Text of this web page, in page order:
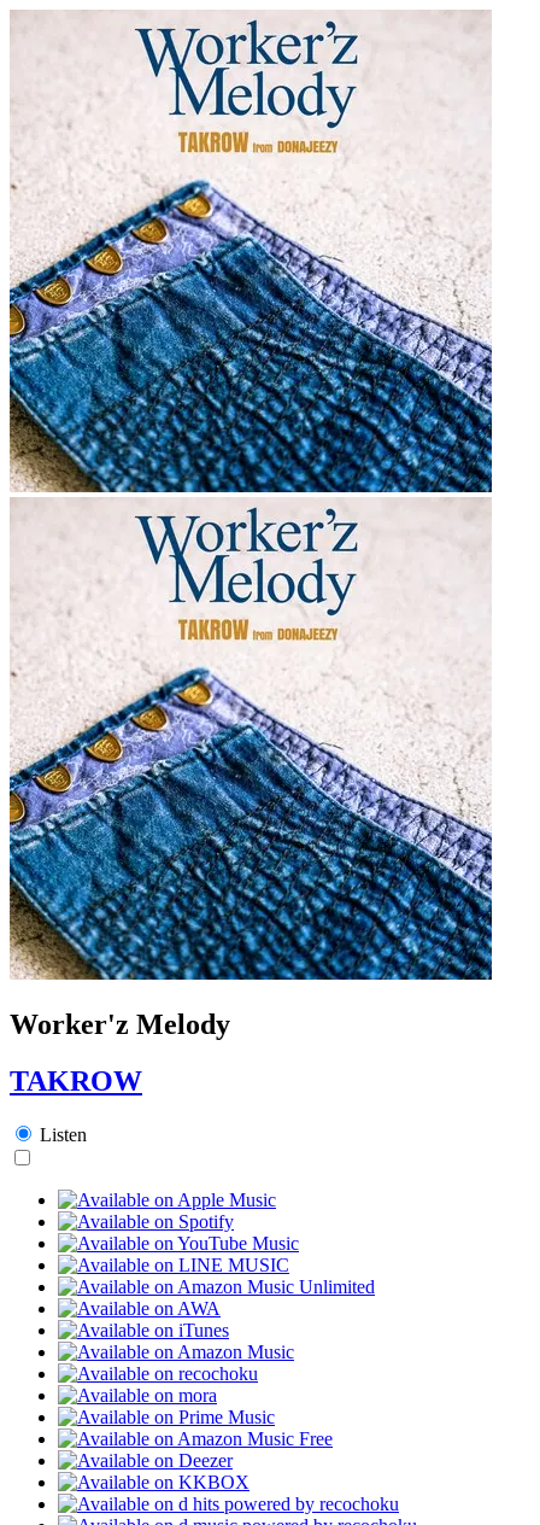
Worker'z Melody
TAKROW
Listen